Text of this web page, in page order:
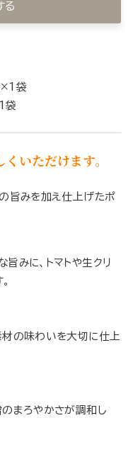
る
袋
袋
いただけます。
旨みを加え仕上げたポ
みに、トマトや生クリ
材の味わいを大切に仕上
まろやかさが調和し